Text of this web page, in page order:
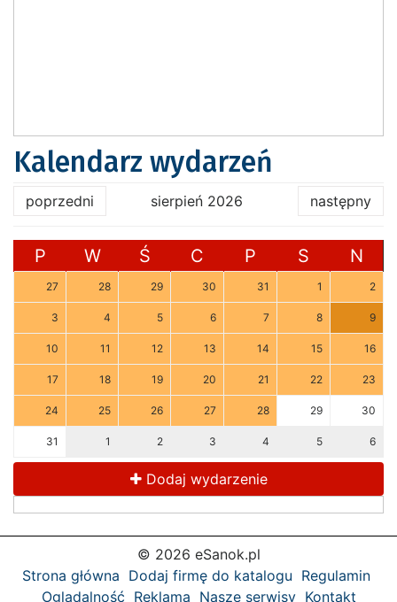
Kalendarz wydarzeń
poprzedni sierpień 2026 następny
P W Ś C P S N
27 28 29 30 31 1 2
3 4 5 6 7 8 9
10 11 12 13 14 15 16
17 18 19 20 21 22 23
24 25 26 27 28 29 30
31 1 2 3 4 5 6
Dodaj wydarzenie
© 2026 eSanok.pl
Strona główna Dodaj firmę do katalogu Regulamin
Oglądalność Reklama Nasze serwisy Kontakt